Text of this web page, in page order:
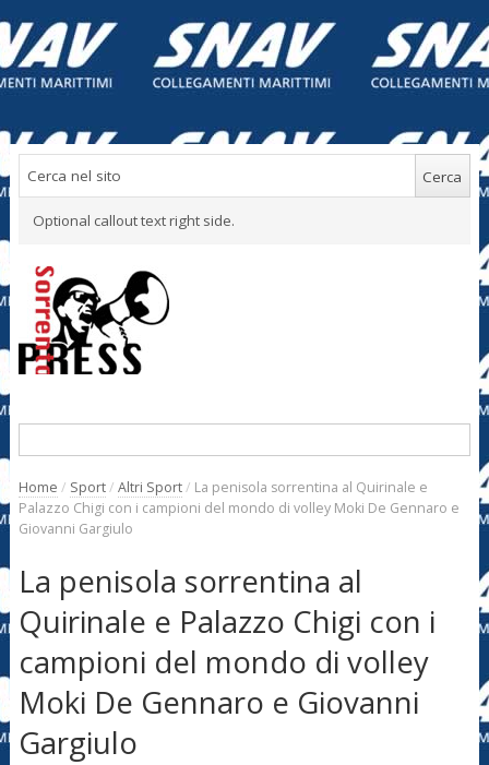
Optional callout text right side.
Home / Sport/ Altri Sport/ La penisola sorrentina al Quirinale e
Palazzo Chigi con i campioni del mondo di volley Moki De Gennaro e
Giovanni Gargiulo
La penisola sorrentina al
Quirinale e Palazzo Chigi con i
campioni del mondo di volley
Moki De Gennaro e Giovanni
Gargiulo